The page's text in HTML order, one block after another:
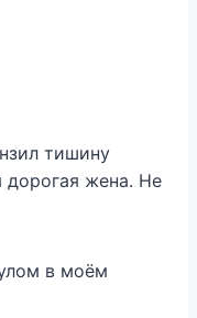
тишину
жена. Не
в моём